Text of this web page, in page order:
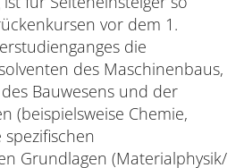
vor dem 1.
die
des Maschinenbaus,
Bauwesens und der
(beispielsweise Chemie,
spezifischen
Grundlagen (Materialphysik/